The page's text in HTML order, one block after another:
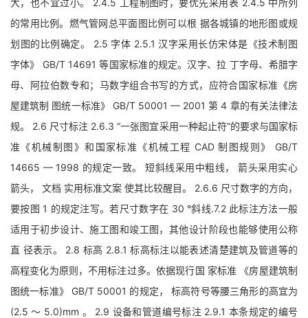
大，也不宜过小。 2.4.5 工程制图时，要优先采用表 2.4.5 中所列
的常用比例。燃气管网总平面图比例可以根 据各城镇的地形图或规
划图的比例确定。 2.5 字体 2.5.1 汉字采用长仿宋体是《技术制图
字体》 GB/T 14691 等国家标准的规定。汉字、拉 丁字母、希腊字
母、阿拉伯数专和；马数字组合书写的方式，应符合国家标准《房
屋建筑制 图统一标准》 GB/T 50001 — 2001 第 4 章的有关法律法
规。 2.6 尺寸标注 2.6.3 “一张图宜采用一种起止符”的要求与国家标
准《机械制图》和国家标准《机械工程 CAD 制图规则》 GB/T
14665 — 1998 的规定一致。 短斜线采用中粗线， 箭头采用实心
箭头， 文档 实用标准文案 使其比较醒目。 2.6.6 尺寸数字的方向，
要按图 1 的规定注写。若尺寸数字在 30 °斜线.7.2 此标注方法一般
适用于初步设计、施工图和竣工图，其他设计阶段也能够使用公称
直 径表示。 2.8 标高 2.8.1 标高标注以能表述清楚建筑及管道等的
高程变化为原则，不用标注过多。依据现行国 家标准 《房屋建筑制
图统一标准》 GB/T 50001 的规定， 标高符号等腰三角形的高宜为
(2.5 ～ 5.0)mm 。 2.9 设备和管道编号标注 2.9.1 本条规定的编号